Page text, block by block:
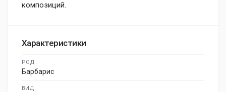
композиций.
Характеристики
РОД
Барбарис
ВИД